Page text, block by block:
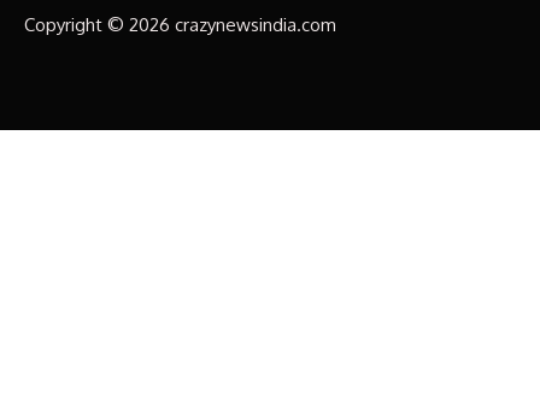
Copyright © 2026 crazynewsindia.com